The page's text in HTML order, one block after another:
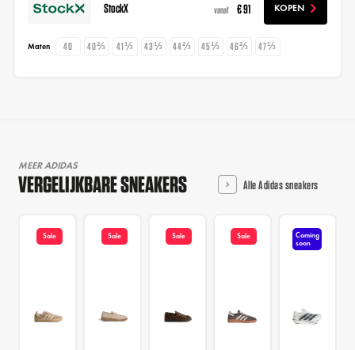
StockX vanaf € 91 KOPEN
Maten 40 40⅔ 41⅓ 43⅓ 44⅔ 45⅓ 46⅔ 47⅓
MEER ADIDAS
VERGELIJKBARE SNEAKERS Alle Adidas sneakers
Sale Sale Sale Sale
Coming
soon